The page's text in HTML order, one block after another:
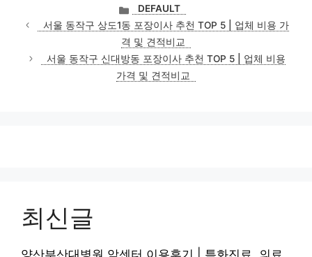
카
테
고
리
DEFAULT
서울 동작구 상도1동 포장이사 추천 TOP 5 | 업체 비용 가
격 및 견적비교
서울 동작구 신대방동 포장이사 추천 TOP 5 | 업체 비용
가격 및 견적비교
최신글